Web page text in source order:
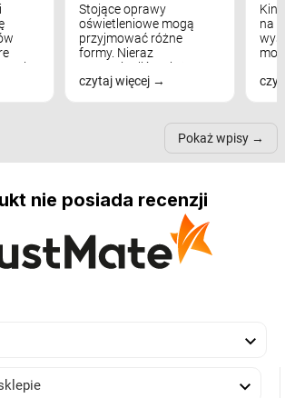
Stojące oprawy
oświetleniowe mogą
przyjmować różne
formy. Nieraz
wspominaliśmy już
modele na łukowych
nich może przydać się w
czytaj więcej
na
Pokaż wpisy
nie posiada recenzji

